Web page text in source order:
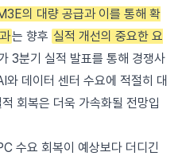
의 대량 공급과 이를 통해 확
는 향후 실적 개선의 중요한 요
3분기 실적 발표를 통해 경쟁사
데이터 센터 수요에 적절히 대
회복은 더욱 가속화될 전망입
수요 회복이 예상보다 더디긴